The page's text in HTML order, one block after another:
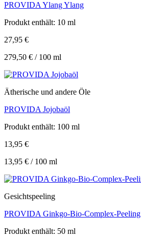
PROVIDA Ylang Ylang
Produkt enthält: 10 ml
27,95 €
279,50 € / 100 ml
Ätherische und andere Öle
PROVIDA Jojobaöl
Produkt enthält: 100 ml
13,95 €
13,95 € / 100 ml
Gesichtspeeling
PROVIDA Ginkgo-Bio-Complex-Peeling
Produkt enthält: 50 ml